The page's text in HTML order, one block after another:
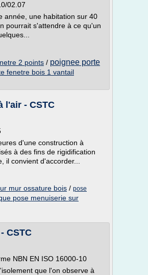
02.07
année, une habitation sur 40
pourrait s'attendre à ce qu'un
2 points / poignee porte
fenetre bois 1 vantail
l'air - CSTC
d'une construction à
à des fins de rigidification
convient d'accorder...
mur ossature bois / pose
pose menuiserie sur
CSTC
NBN EN ISO 16000-10
que l'on observe à